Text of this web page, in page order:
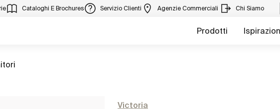
Cataloghi E Brochures Servizio Clienti Agenzie Commerciali Chi Siamo
Prodotti
Victoria